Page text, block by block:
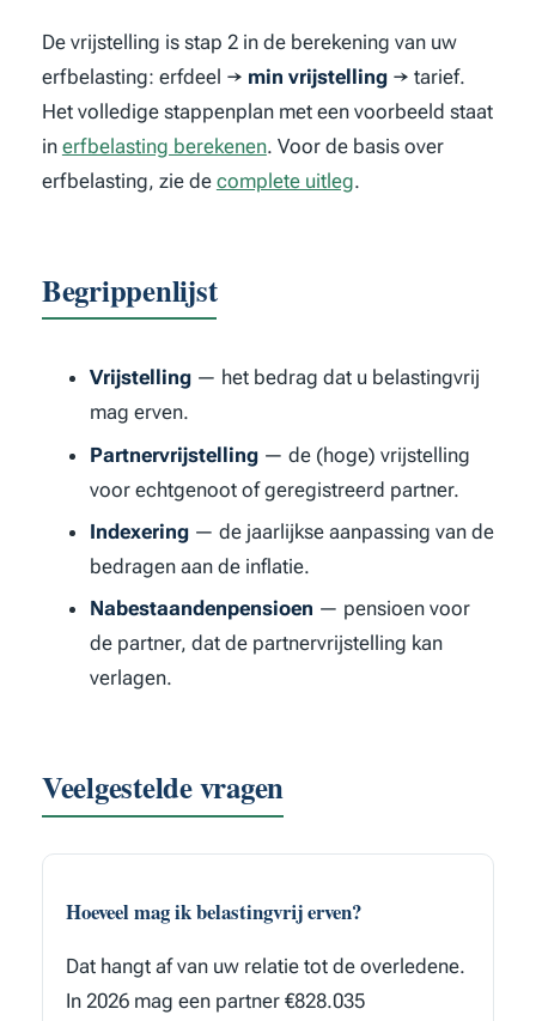
De vrijstelling is stap 2 in de berekening van uw
erfbelasting: erfdeel → min vrijstelling→ tarief.
Het volledige stappenplan met een voorbeeld staat
in erfbelasting berekenen. Voor de basis over
erfbelasting, zie de complete uitleg.
Begrippenlijst
Vrijstelling— het bedrag dat u belastingvrij
mag erven.
Partnervrijstelling— de (hoge) vrijstelling
voor echtgenoot of geregistreerd partner.
Indexering— de jaarlijkse aanpassing van de
bedragen aan de inflatie.
Nabestaandenpensioen — pensioen voor
de partner, dat de partnervrijstelling kan
verlagen.
Veelgestelde vragen
Hoeveel mag ik belastingvrij erven?
Dat hangt af van uw relatie tot de overledene.
In 2026 mag een partner €828.035